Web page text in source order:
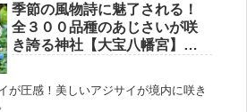
季節の風物詩に魅了される！
全３００品種のあじさいが咲
き誇る神社【大宝八幡宮】｜
が圧感！美しいアジサイが境内に咲き